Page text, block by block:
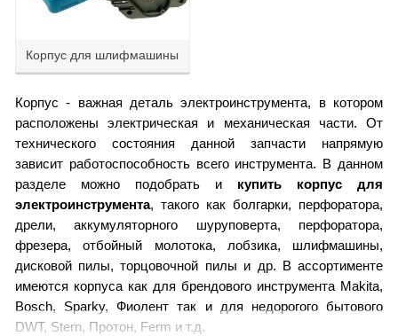
Корпус для шлифмашины
Корпус - важная деталь электроинструмента, в котором
расположены электрическая и механическая части. От
технического состояния данной запчасти напрямую
зависит работоспособность всего инструмента. В данном
разделе можно подобрать и купить корпус для
электроинструмента, такого как болгарки, перфоратора,
дрели, аккумуляторного шуруповерта, перфоратора,
фрезера, отбойный молотока, лобзика, шлифмашины,
дисковой пилы, торцовочной пилы и др. В ассортименте
имеются корпуса как для брендового инструмента Makita,
Bosch, Sparky, Фиолент так и для недорогого бытового
DWT, Stern, Протон, Ferm и т.д.